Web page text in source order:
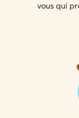
vous qui